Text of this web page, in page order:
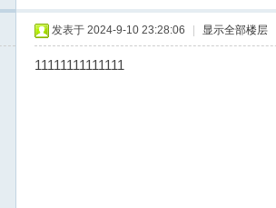
发表于 2024-9-10 23:28:06 显示全部楼层
11111111111111